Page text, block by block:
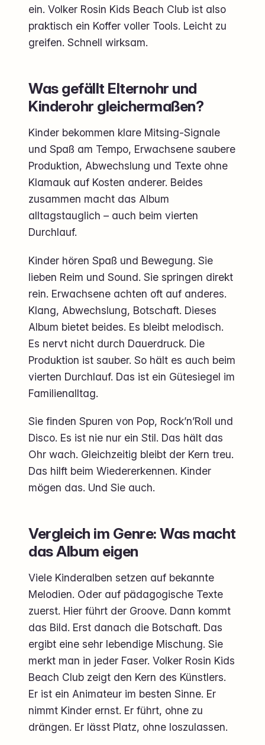
ein. Volker Rosin Kids Beach Club ist also
praktisch ein Koffer voller Tools. Leicht zu
greifen. Schnell wirksam.
Was gefällt Elternohr und
Kinderohr gleichermaßen?
Kinder bekommen klare Mitsing-Signale
und Spaß am Tempo, Erwachsene saubere
Produktion, Abwechslung und Texte ohne
Klamauk auf Kosten anderer. Beides
zusammen macht das Album
alltagstauglich – auch beim vierten
Durchlauf.
Kinder hören Spaß und Bewegung. Sie
lieben Reim und Sound. Sie springen direkt
rein. Erwachsene achten oft auf anderes.
Klang, Abwechslung, Botschaft. Dieses
Album bietet beides. Es bleibt melodisch.
Es nervt nicht durch Dauerdruck. Die
Produktion ist sauber. So hält es auch beim
vierten Durchlauf. Das ist ein Gütesiegel im
Familienalltag.
Sie finden Spuren von Pop, Rock’n’Roll und
Disco. Es ist nie nur ein Stil. Das hält das
Ohr wach. Gleichzeitig bleibt der Kern treu.
Das hilft beim Wiedererkennen. Kinder
mögen das. Und Sie auch.
Vergleich im Genre: Was macht
das Album eigen
Viele Kinderalben setzen auf bekannte
Melodien. Oder auf pädagogische Texte
zuerst. Hier führt der Groove. Dann kommt
das Bild. Erst danach die Botschaft. Das
ergibt eine sehr lebendige Mischung. Sie
merkt man in jeder Faser. Volker Rosin Kids
Beach Club zeigt den Kern des Künstlers.
Er ist ein Animateur im besten Sinne. Er
nimmt Kinder ernst. Er führt, ohne zu
drängen. Er lässt Platz, ohne loszulassen.